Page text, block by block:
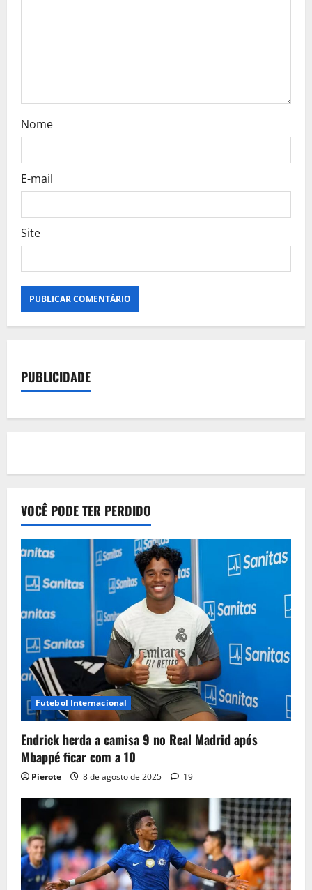
Nome
E-mail
Site
PUBLICIDADE
VOCÊ PODE TER PERDIDO
Futebol Internacional
Endrick herda a camisa 9 no Real Madrid após
Mbappé ficar com a 10
Pierote 8 de agosto de 2025 19